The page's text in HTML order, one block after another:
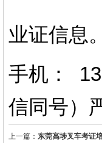
业证信息。
手机：
信同号）
上一篇： 东莞高埗叉车考证